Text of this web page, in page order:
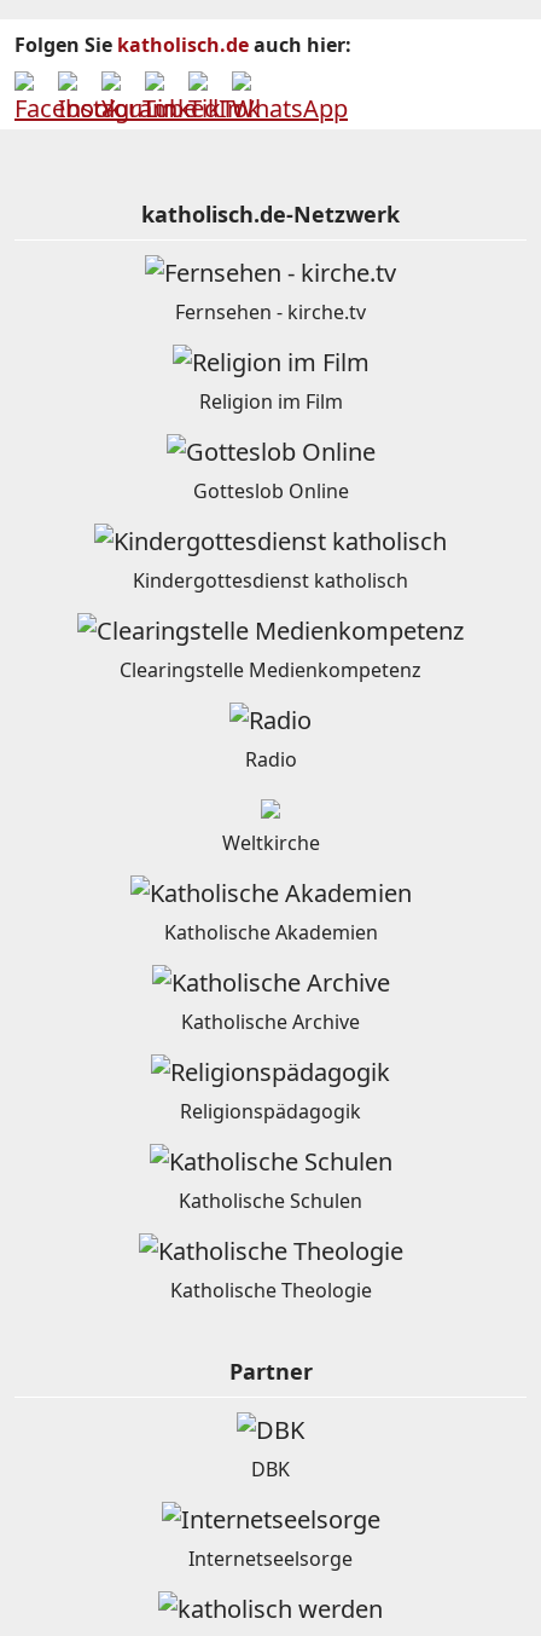
Folgen Sie katholisch.deauch hier:
katholisch.de-Netzwerk
Fernsehen - kirche.tv
Religion im Film
Gotteslob Online
Kindergottesdienst katholisch
Clearingstelle Medienkompetenz
Radio
Weltkirche
Katholische Akademien
Katholische Archive
Religionspädagogik
Katholische Schulen
Katholische Theologie
Partner
DBK
Internetseelsorge